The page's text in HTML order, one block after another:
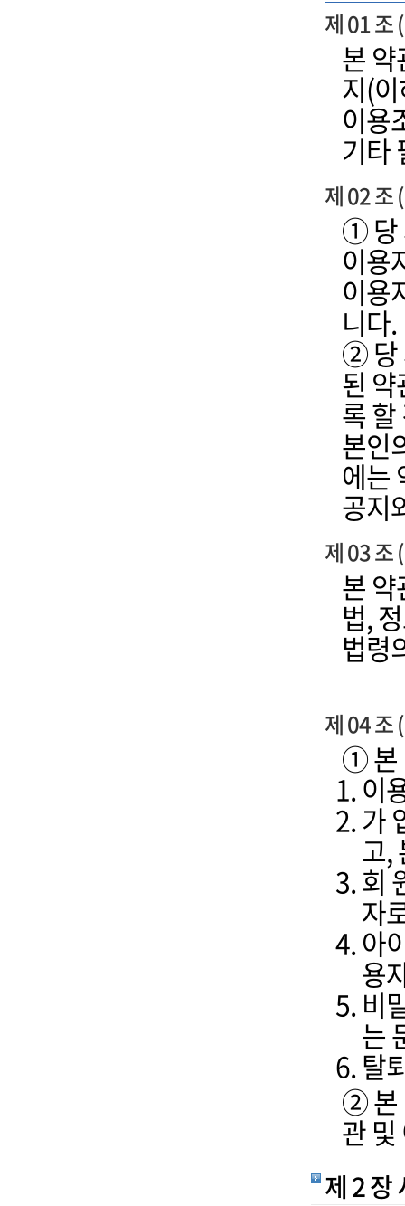
제 01 조
본
지(
이용
기타
제 02 조
① 당
이용
이용
니다.
② 당
된
록
본인
에는
공지
제 03 조
본
법,
법령
제 04 조
① 본
이
가
고,
회
자
아
용
비
는
탈
② 본
관
제 2 장